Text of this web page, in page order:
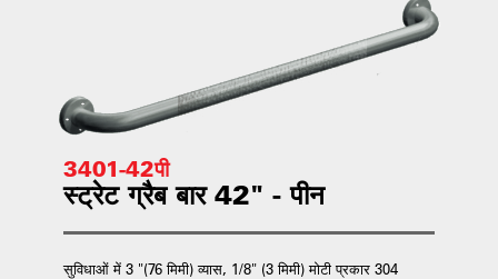
3401-42पी
स्ट्रेट ग्रैब बार 42" - पीन
सुविधाओं में 3 "(76 मिमी) व्यास, 1/8" (3 मिमी) मोटी प्रकार 304